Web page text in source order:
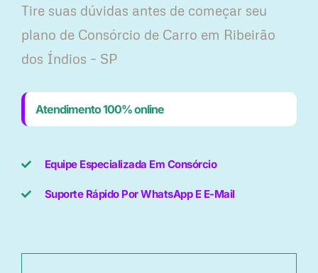
Tire suas dúvidas antes de começar seu
plano ​de Consórcio de Carro em Ribeirão
dos Índios – SP
Atendimento 100% online
Equipe Especializada Em Consórcio
Suporte Rápido Por WhatsApp E E-Mail